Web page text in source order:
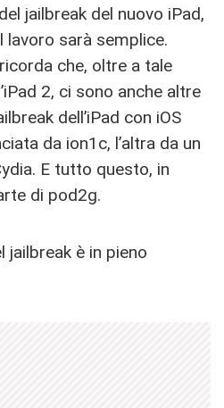
jailbreak del nuovo iPad,
lavoro sarà semplice.
che, oltre a tale
2, ci sono anche altre
dell’iPad con iOS
da ion1c, l’altra da un
E tutto questo, in
di pod2g.
jailbreak è in pieno